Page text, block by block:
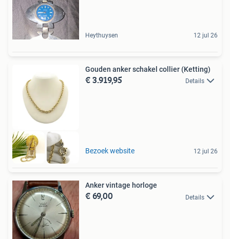
Heythuysen 12 jul 26
Gouden anker schakel collier (Ketting)
€ 3.919,95 Details
Bezoek website 12 jul 26
Anker vintage horloge
€ 69,00 Details